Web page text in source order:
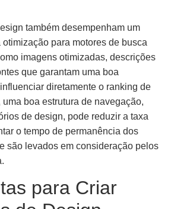
também desempenham um
para motores de busca
imagens otimizadas, descrições
que garantam uma boa
diretamente o ranking de
boa estrutura de navegação,
de design, pode reduzir a taxa
o tempo de permanência dos
são levados em consideração pelos
para Criar